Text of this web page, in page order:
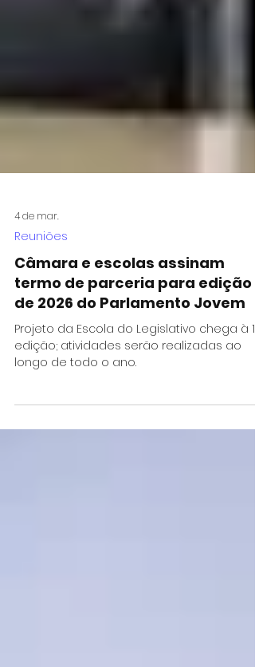
4 de mar.
Reuniões
Câmara e escolas assinam
termo de parceria para edição
de 2026 do Parlamento Jovem